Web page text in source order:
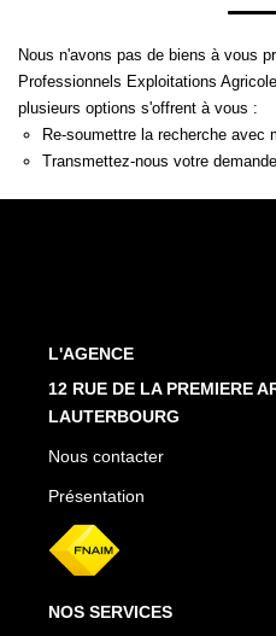
Avis
Estimation
Créer une alerte
Nous n'avons pas de biens à vous
Professionnels Exploitations
plusieurs options s'offrent à vous :
Re-soumettre la recherche avec
Transmettez-nous votre demande
L'AGENCE
12 RUE DE LA PREMIERE
LAUTERBOURG
Nous contacter
Présentation
NOS SERVICES